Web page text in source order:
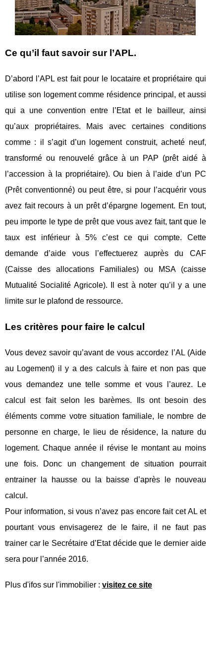
Ce qu’il faut savoir sur l’APL.
D’abord l’APL est fait pour le locataire et propriétaire qui
utilise son logement comme résidence principal, et aussi
qui a une convention entre l’Etat et le bailleur, ainsi
qu’aux propriétaires. Mais avec certaines conditions
comme : il s’agit d’un logement construit, acheté neuf,
transformé ou renouvelé grâce à un PAP (prêt aidé à
l’accession à la propriétaire). Ou bien à l’aide d’un PC
(Prêt conventionné) ou peut être, si pour l’acquérir vous
avez fait recours à un prêt d’épargne logement. En tout,
peu importe le type de prêt que vous avez fait, tant que le
taux est inférieur à 5% c’est ce qui compte. Cette
demande d’aide vous l’effectuerez auprès du CAF
(Caisse des allocations Familiales) ou MSA (caisse
Mutualité Socialité Agricole). Il est à noter qu’il y a une
limite sur le plafond de ressource.
Les critères pour faire le calcul
Vous devez savoir qu’avant de vous accordez l’AL (Aide
au Logement) il y a des calculs à faire et non pas que
vous demandez une telle somme et vous l’aurez. Le
calcul est fait selon les barèmes. Ils ont besoin des
éléments comme votre situation familiale, le nombre de
personne en charge, le lieu de résidence, la nature du
logement. Chaque année il révise le montant au moins
une fois. Donc un changement de situation pourrait
entrainer la hausse ou la baisse d’après le nouveau
calcul.
Pour information, si vous n’avez pas encore fait cet AL et
pourtant vous envisagerez de le faire, il ne faut pas
trainer car le Secrétaire d’Etat décide que le dernier aide
sera pour l’année 2016.
Plus d'ifos sur l'immobilier : visitez ce site